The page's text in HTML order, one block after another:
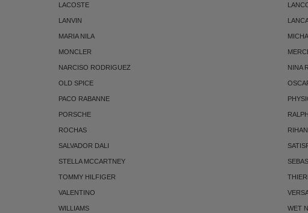
LACOSTE
LANVIN
MARIA NILA
MONCLER
NARCISO RODRIGUEZ NINA
OLD SPICE
PACO RABANNE
PORSCHE
ROCHAS
SALVADOR DALI
STELLA MCCARTNEY
TOMMY HILFIGER
VALENTINO
WILLIAMS WET